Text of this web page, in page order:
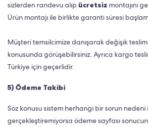
sizlerden randevu alıp ücretsiz montajını
Ürün montajı ile birlikte garanti süresi
Müşteri temsilcimize danışarak değişik
konusunda görüşebilirsiniz. Ayrıca kargo
Türkiye için geçerlidir.
5) Ödeme Takibi
Söz konusu sistem herhangi bir sorun nedeni
gerçekleştiremiyorsa ödeme sayfası